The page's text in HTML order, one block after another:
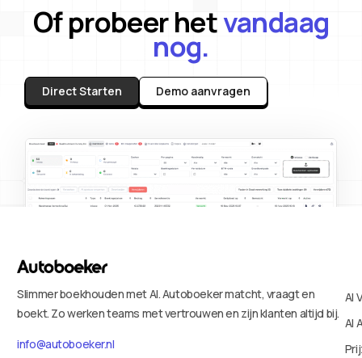
Of probeer hetvandaag
nog.
Direct Starten Demo aanvragen
Slimmer boekhouden met AI. Autoboeker matcht, vraagt en
boekt. Zo werken teams met vertrouwen en zijn klanten altijd bij.
info@autoboeker.nl
AI
AI